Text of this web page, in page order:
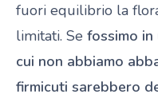
fuori equilibrio la
limitati. Se fossimo
cui non abbiamo
firmicuti sarebbero